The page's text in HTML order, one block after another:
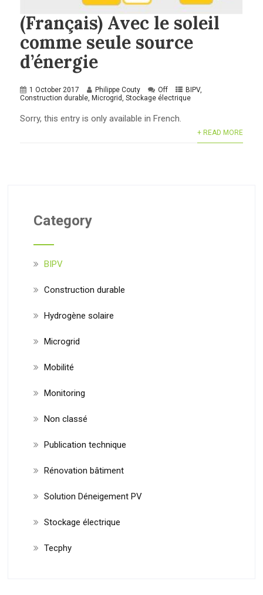
(Français) Avec le soleil
comme seule source
d’énergie
1 October 2017 Philippe Couty Off BIPV,
Construction durable,Microgrid,Stockage électrique
Sorry, this entry is only available in French.
+ READ MORE
Category
BIPV
Construction durable
Hydrogène solaire
Microgrid
Mobilité
Monitoring
Non classé
Publication technique
Rénovation bâtiment
Solution Déneigement PV
Stockage électrique
Tecphy